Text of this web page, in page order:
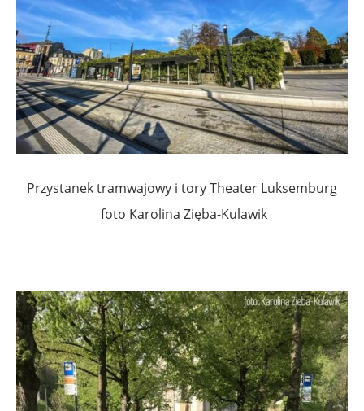
Przystanek tramwajowy i tory Theater Luksemburg
foto Karolina Zięba-Kulawik